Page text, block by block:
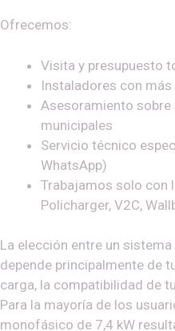
Ofrecemos:
Visita y presupuesto
Instaladores con
Asesoramiento sobre
municipales
Servicio técnico
WhatsApp)
Trabajamos solo con
Policharger, V2C,
La elección entre un
depende principalmente de
carga, la compatibilidad de
Para la mayoría de los
monofásico de 7,4 kW